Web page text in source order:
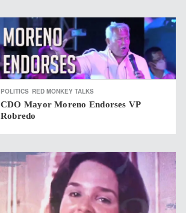
POLITICS RED MONKEY TALKS
CDO Mayor Moreno Endorses VP
Robredo